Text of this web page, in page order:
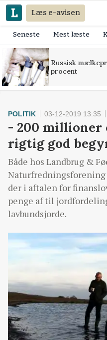
Læs e-avisen
Seneste Mest læste
Russisk
procent
POLITIK 03-12-2019 13:35
- 200 millioner
rigtig god
Både hos Landbrug &
der i aftalen for
penge af til
lavbundsjorde.